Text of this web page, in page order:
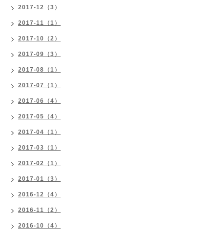
2017-12（3）
2017-11（1）
2017-10（2）
2017-09（3）
2017-08（1）
2017-07（1）
2017-06（4）
2017-05（4）
2017-04（1）
2017-03（1）
2017-02（1）
2017-01（3）
2016-12（4）
2016-11（2）
2016-10（4）